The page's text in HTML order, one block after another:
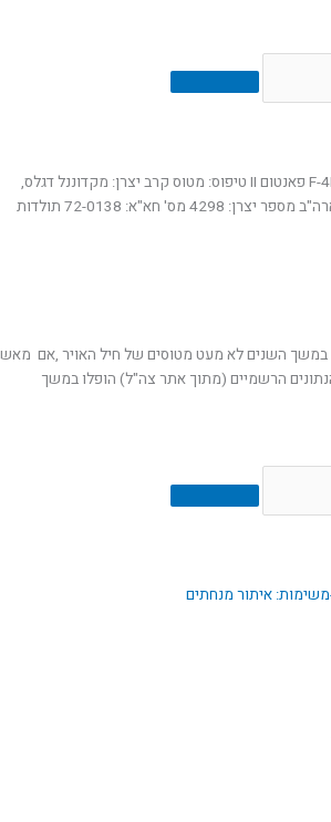
פרטי המטוס: דגם: F-4E-51-MC פאנטום II טיפוס: מטוס קרב יצרן: מקדוננל דגלס,
מפעל סיינט לואיס, מיזורי, ארה"ב מספר יצרן: 4298 מס' חא"א: 72-0138 תולדות
במשך השנים לא מעט מטוסים של חיל האויר ,אם מאש
הרשמיים (מתוך אתר צה"ל) הופלו במשך
איתור מנחתים